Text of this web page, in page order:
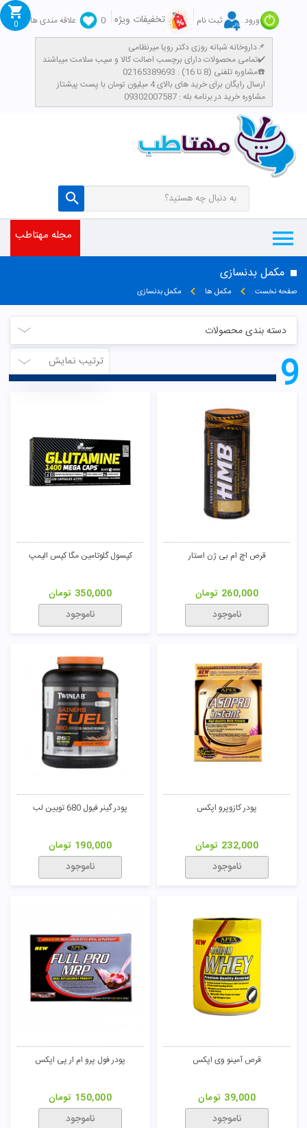
ورود ثبت نام تخفیفات ویژه 0
علاقه مندی ها
داروخانه شبانه روزی دکتر رویا میرنظامی📌
تمامی محصولات دارای برچسب اصالت کالا و سیب سلامت میباشند✔️
مشاوره تلفنی (8 تا 16) : 02165389693☎️
​ارسال رایگان برای خرید های بالای 4 میلیون تومان با پست پیشتاز
مشاوره خرید در برنامه بله : 09302007587
0
مجله مهتاطب
مکمل بدنسازی
صفحه نخست مکمل ها مکمل بدنسازی
دسته بندی محصولات
ترتیب نمایش
9
قرص اچ ام بی ژن استار
260,000 تومان
ناموجود
کپسول گلوتامین مگا کپس الیمپ
350,000 تومان
ناموجود
پودر کازوپرو اپکس
232,000 تومان
ناموجود
پودر گینر فیول 680 تویین لب
190,000 تومان
ناموجود
قرص آمینو وی اپکس
39,000 تومان
ناموجود
پودر فول پرو ام ار پی اپکس
150,000 تومان
ناموجود